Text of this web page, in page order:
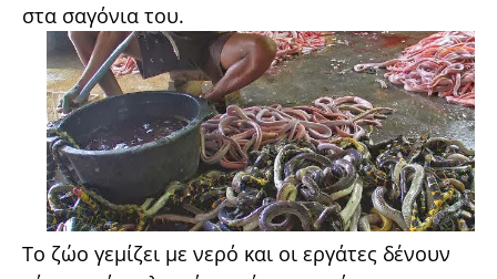
στα σαγόνια του.
Το ζώο γεμίζει με νερό και οι εργάτες δένουν